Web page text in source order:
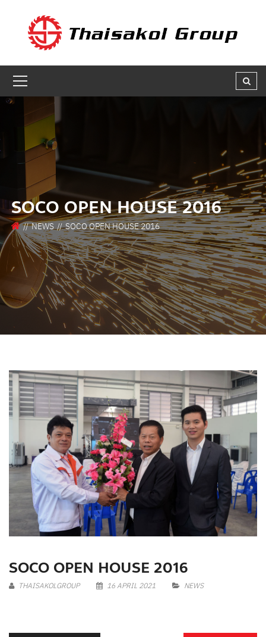
GET A QUOTE
ชื่อบริษัท :
เบอร์ติดต่อกลับ * :
อีเมล * :
สินค้าที่สนใจ :
หมวดสินค้าที่สนใจ :
รายละเอียดเพิ่มเติม :
SOCO OPEN HOUSE 2016
NEWS SOCO OPEN HOUSE 2016
SOCO OPEN HOUSE 2016
THAISAKOLGROUP 16 APRIL 2021 NEWS